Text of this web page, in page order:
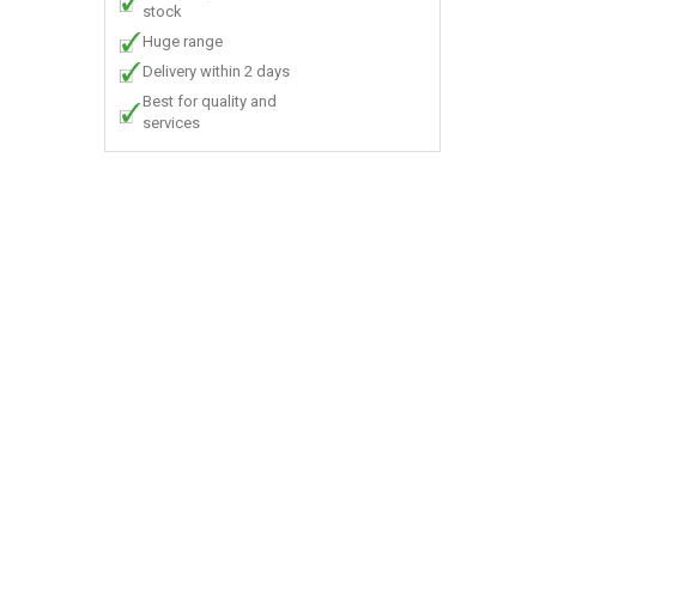
stock
Huge range
Delivery within 2 days
Best for quality and
services